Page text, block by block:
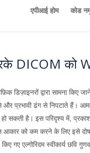
एपीआई होम कोड
DICOM को
डिज़ाइनरों द्वारा सामना
प्रभावी ढंग से निपटाते हैं।
सकती है। इस परिदृश्य में,
को कम करने के लिए इसे
गए एल्गोरिदम स्वीकार्य छवि